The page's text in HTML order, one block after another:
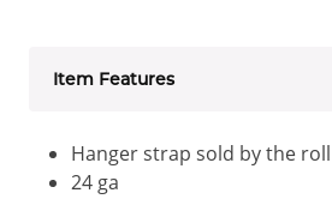
Item Features
Hanger strap sold by the
24 ga